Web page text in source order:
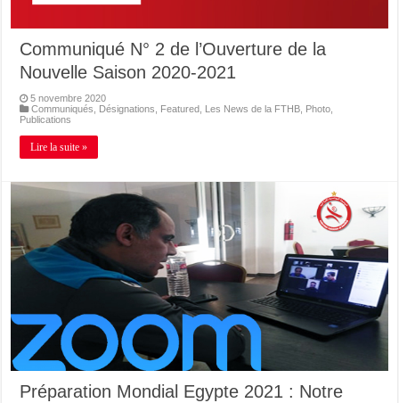
Communiqué N° 2 de l’Ouverture de la
Nouvelle Saison 2020-2021
5 novembre 2020
Communiqués
Désignations Featured Les News de la FTHB Photo
Publications
Lire la suite »
Préparation Mondial Egypte 2021 : Notre